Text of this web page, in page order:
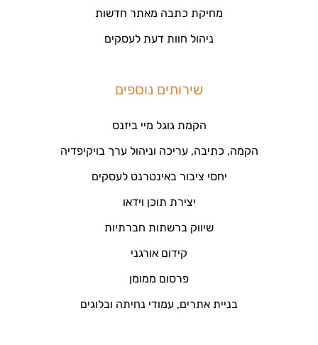
מחיקת כתבה מאתר חדשות
ניהול חוות דעת לעסקים
שירותים נוספים
הקמת גוגל מיי ביזנס
הקמה, כתיבה, עריכה וניהול ערך בויקיפדיה
יחסי ציבור באינטרנט לעסקים
יצירת תוכן וידאו
שיווק ברשתות חברתיות
קידום אורגני
פרסום ממומן
בניית אתרים, עמודי נחיתה ובלוגים